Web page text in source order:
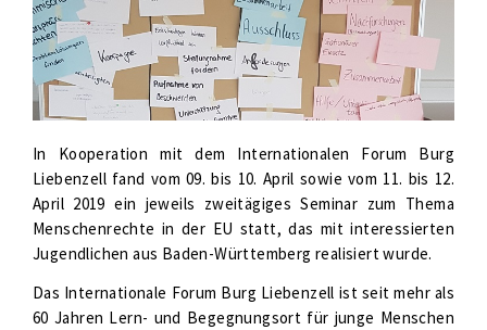
In Kooperation mit dem Internationalen Forum Burg
Liebenzell fand vom 09. bis 10. April sowie vom 11. bis 12.
April 2019 ein jeweils zweitägiges Seminar zum Thema
Menschenrechte in der EU statt, das mit interessierten
Jugendlichen aus Baden-Württemberg realisiert wurde.
Das Internationale Forum Burg Liebenzell ist seit mehr als
60 Jahren Lern- und Begegnungsort für junge Menschen